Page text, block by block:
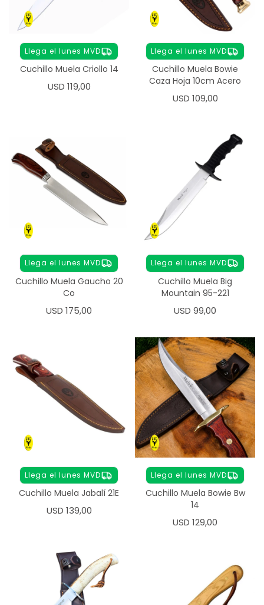
Llega el lunes MVD
Cuchillo Muela Criollo 14
USD 119,00
Llega el lunes MVD
Cuchillo Muela Bowie
Caza Hoja 10cm Acero
USD 109,00
Llega el lunes MVD
Cuchillo Muela Gaucho 20
Co
USD 175,00
Llega el lunes MVD
Cuchillo Muela Big
Mountain 95-221
USD 99,00
Llega el lunes MVD
Cuchillo Muela Jabalí 21E
USD 139,00
Llega el lunes MVD
Cuchillo Muela Bowie Bw
14
USD 129,00